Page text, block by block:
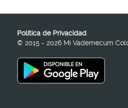
Política de Privacidad
© 2015 - 2026 Mi Vademecum